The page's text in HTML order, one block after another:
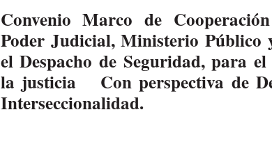
Convenio Marco de
Poder Judicial, Ministerio Público
el Despacho de Seguridad, para
la justicia Con perspectiva de
Interseccionalidad.